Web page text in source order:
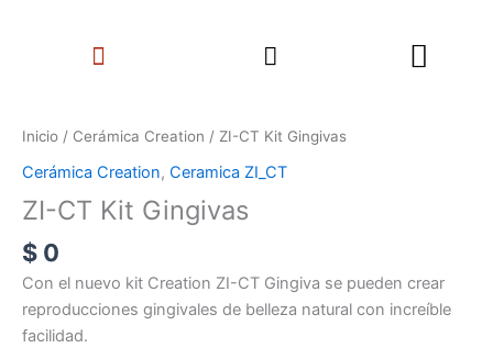
Menu Search
Inicio / Cerámica Creation / ZI-CT Kit Gingivas
Cerámica Creation, Ceramica ZI_CT
ZI-CT Kit Gingivas
$ 0
Con el nuevo kit Creation ZI-CT Gingiva se pueden crear
reproducciones gingivales de belleza natural con increíble
facilidad.
CT
Gingivas
cantidad